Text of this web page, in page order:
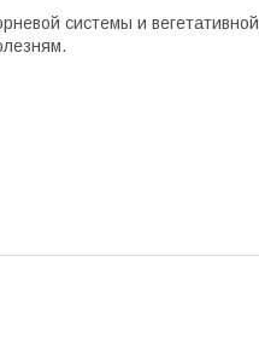
системы и вегетативной